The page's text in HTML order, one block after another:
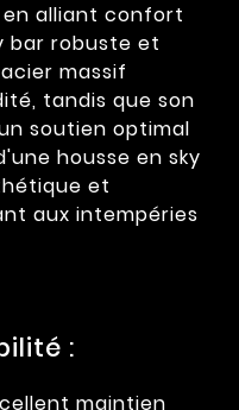
alliant confort
bar robuste et
massif
tandis que son
soutien optimal
housse en sky
et
aux intempéries
:
maintien